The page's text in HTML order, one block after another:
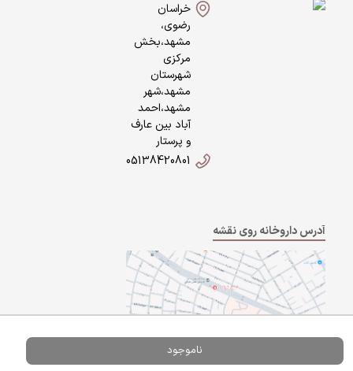
ناموجود
خراسان
رضوی،
مشهد،بخش
مرکزی
شهرستان
مشهد،شهر
مشهد،احمد
آباد بین عارف
و پرستار
05138420801
آدرس داروخانه روی نقشه
A Pluss
Powered By